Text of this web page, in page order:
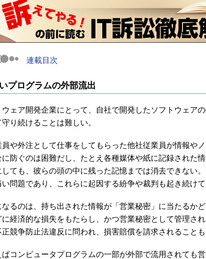
連載目次
プログラムの外部流出
ェア開発企業にとって、自社で開発したソフトウェア
り続けることは難しい。
や外注として仕事をしてもらった他社従業員が情報や
防ぐのは困難だし、たとえ各種媒体や紙に記録された
ても、彼らの頭の中に残った記憶までは消去できない
問題であり、これらに起因する紛争や裁判も起き続けて
るのは、持ち出された情報が「営業秘密」に当たるか
経済的な損失をもたらし、かつ営業秘密として管理さ
競争防止法違反に問われ、損害賠償を請求されることも
コンピュータプログラムの一部が外部で流用されても